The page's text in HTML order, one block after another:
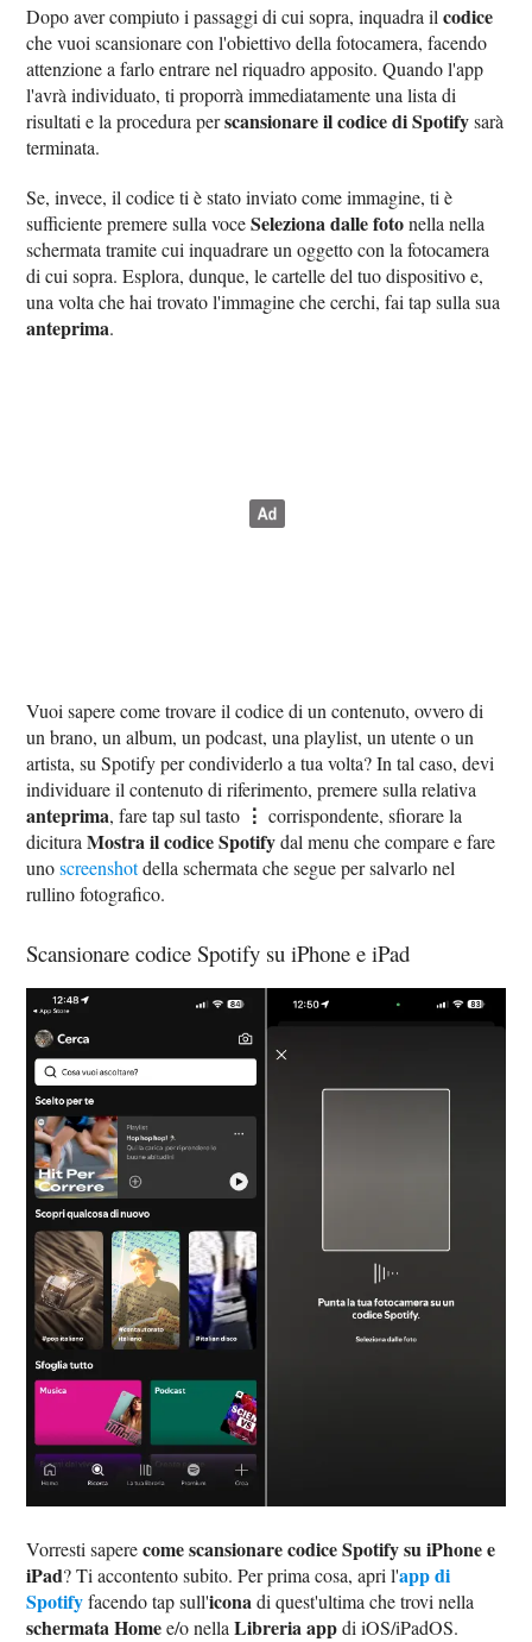
Dopo aver compiuto i passaggi di cui sopra, inquadra ilcodice
che vuoi scansionare con l'obiettivo della fotocamera, facendo
attenzione a farlo entrare nel riquadro apposito. Quando l'app
l'avrà individuato, ti proporrà immediatamente una lista di
risultati e la procedura perscansionare il codice di Spotifysarà
terminata.
Se, invece, il codice ti è stato inviato come immagine, ti è
sufficiente premere sulla voceSeleziona dalle fotonella nella
schermata tramite cui inquadrare un oggetto con la fotocamera
di cui sopra. Esplora, dunque, le cartelle del tuo dispositivo e,
una volta che hai trovato l'immagine che cerchi, fai tap sulla sua
anteprima.
Vuoi sapere come trovare il codice di un contenuto, ovvero di
un brano, un album, un podcast, una playlist, un utente o un
artista, su Spotify per condividerlo a tua volta? In tal caso, devi
individuare il contenuto di riferimento, premere sulla relativa
anteprima, fare tap sul tasto ⋮ corrispondente, sfiorare la
dicituraMostra il codice Spotifydal menu che compare e fare
unoscreenshotdella schermata che segue per salvarlo nel
rullino fotografico.
Scansionare codice Spotify su iPhone e iPad
Vorresti saperecome scansionare codice Spotify su iPhone e
iPad? Ti accontento subito. Per prima cosa, apri l'app di
Spotifyfacendo tap sull'iconadi quest'ultima che trovi nella
schermata Homee/o nellaLibreria appdi iOS/iPadOS.